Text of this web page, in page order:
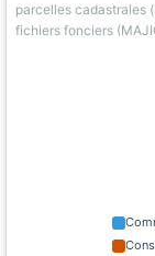
parcelles cadastrales
fichiers fonciers